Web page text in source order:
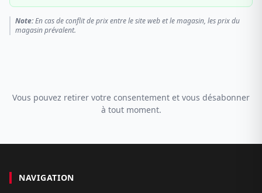
Note:En cas de conflit de prix entre le site web et le magasin, les prix du
magasin prévalent.
Vous pouvez retirer votre consentement et vous désabonner
à tout moment.
NAVIGATION